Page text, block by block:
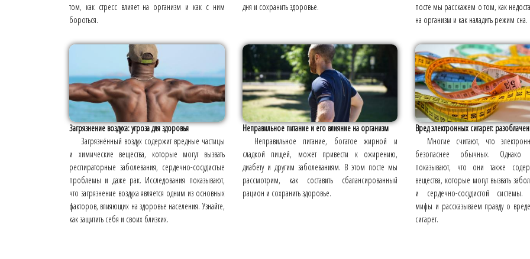
том, как стресс влияет на организм и как с ним
бороться.
дня и сохранить здоровье.
посте мы расскажем о том, как
на организм и как наладить режим сна.
Загрязнение воздуха: угроза для здоровья
Загрязнённый воздух содержит вредные частицы
и химические вещества, которые могут вызвать
респираторные заболевания, сердечно-сосудистые
проблемы и даже рак. Исследования показывают,
что загрязнение воздуха является одним из основных
факторов, влияющих на здоровье населения. Узнайте,
как защитить себя и своих близких.
Неправильное питание и его влияние на организм
Неправильное питание, богатое жирной и
сладкой пищей, может привести к ожирению,
диабету и другим заболеваниям. В этом посте мы
рассмотрим, как составить сбалансированный
рацион и сохранить здоровье.
Вред электронных сигарет:
Многие считают, что
безопаснее обычных. Однако
показывают, что они также
вещества, которые могут вызвать
и сердечно-сосудистой системы.
мифы и рассказываем правду о
сигарет.